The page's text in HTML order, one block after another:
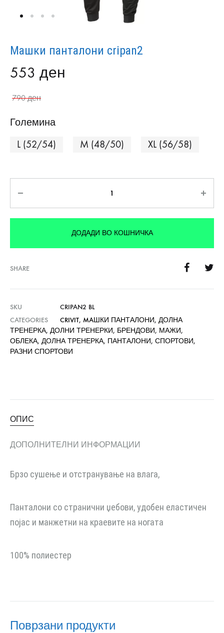
Mашки панталони cripan2
553 ден
790ден
Големина
L (52/54)
M (48/50) XL (56/58)
ДОДАДИ ВО КОШНИЧКА
SHARE
SKU
CRIPAN2 BL
CATEGORIES
CRIVIT, MAШКИ ПАНТАЛОНИ, ДОЛНА
ТРЕНЕРКА, ДОЛНИ ТРЕНЕРКИ, БРЕНДОВИ, МАЖИ,
ОБЛЕКА, ДОЛНА ТРЕНЕРКА, ПАНТАЛОНИ, СПОРТОВИ,
РАЗНИ СПОРТОВИ
ОПИС
ДОПОЛНИТЕЛНИ ИНФОРМАЦИИ
Брзо сушење и отстранување на влага,
Панталони со странични џебови, удобен еластичен
појас и манжетни на краевите на ногата
100% полиестер
Поврзани продукти